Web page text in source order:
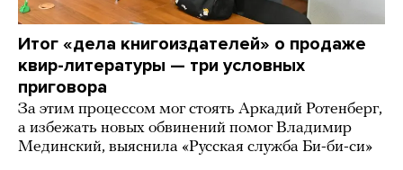
Итог «дела книгоиздателей» о продаже
квир-литературы — три условных
приговора
За этим процессом мог стоять Аркадий Ротенберг,
а избежать новых обвинений помог Владимир
Мединский, выяснила «Русская служба Би-би-си»